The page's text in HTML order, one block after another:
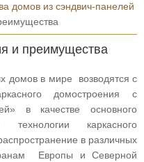
домов из сэндвич-панелей
и преимущества
домов в мире возводятся с
домостроения с
в качестве основного
технологии каркасного
в различных
Европы и Северной